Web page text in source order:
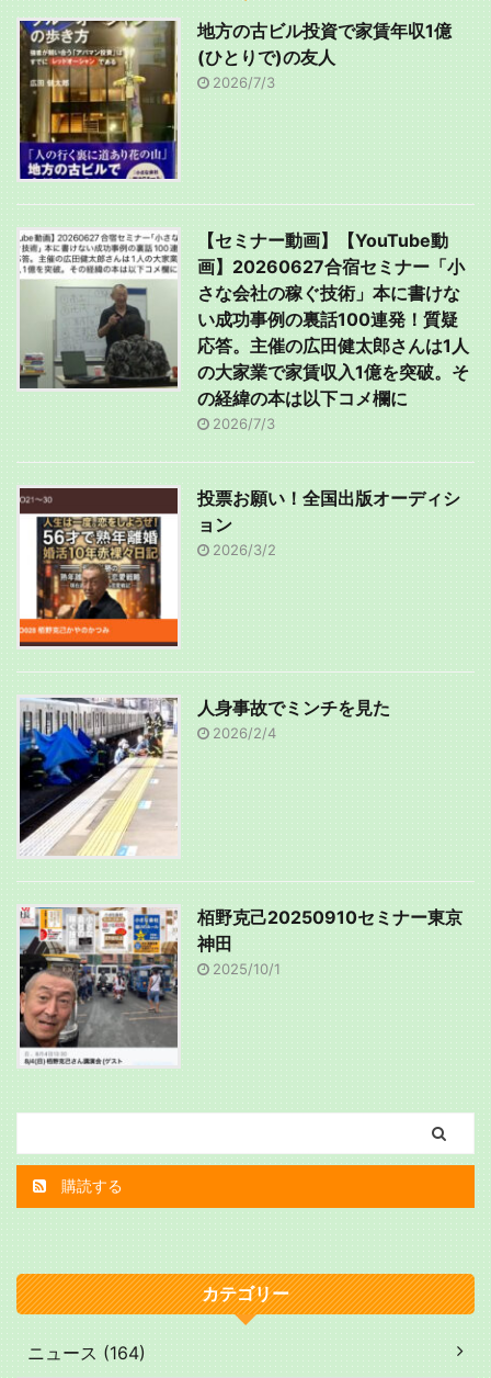
地方の古ビル投資で家賃年収1億
(ひとりで)の友人
2026/7/3
【セミナー動画】【YouTube動
画】20260627合宿セミナー「小
さな会社の稼ぐ技術」本に書けな
い成功事例の裏話100連発！質疑
応答。主催の広田健太郎さんは1人
の大家業で家賃収入1億を突破。そ
の経緯の本は以下コメ欄に
2026/7/3
投票お願い！全国出版オーディシ
ョン
2026/3/2
人身事故でミンチを見た
2026/2/4
栢野克己20250910セミナー東京
神田
2025/10/1
購読する
カテゴリー
ニュース (164)